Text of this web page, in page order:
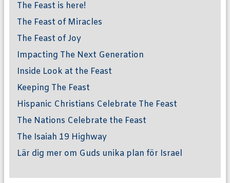
The Feast is here!
The Feast of Miracles
The Feast of Joy
Impacting The Next Generation
Inside Look at the Feast
Keeping The Feast
Hispanic Christians Celebrate The Feast
The Nations Celebrate the Feast
The Isaiah 19 Highway
Lär dig mer om Guds unika plan för Israel